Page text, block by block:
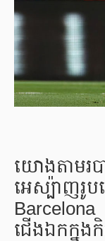
យោងតាមរ
អេស្ប៉ាញរូ
ជើងឯកក្នុង